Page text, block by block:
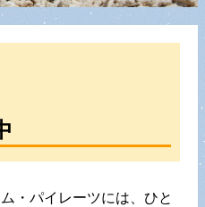
・パイレーツには、ひと